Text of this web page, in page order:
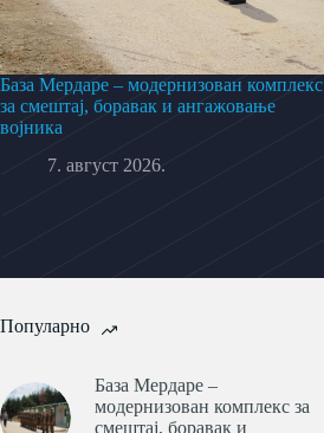
База Мердаре – модернизован комплекс
за смештај, боравак и ангажовање
војника
7. август 2026.
Популарно
База Мердаре –
модернизован комплекс за
смештај, боравак и